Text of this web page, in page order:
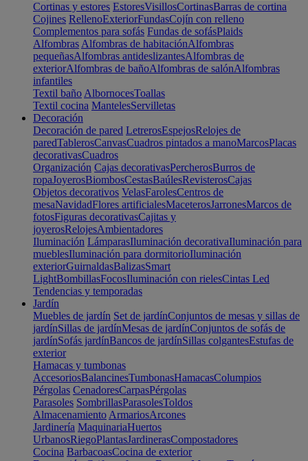
Cortinas y estores EstoresVisillosCortinasBarras de cortina
Cojines RellenoExteriorFundasCojín con relleno
Complementos para sofás Fundas de sofásPlaids
Alfombras Alfombras de habitaciónAlfombras
pequeñasAlfombras antideslizantesAlfombras de
exteriorAlfombras de bañoAlfombras de salónAlfombras
infantiles
Textil baño AlbornocesToallas
Textil cocina MantelesServilletas
Decoración
Decoración de pared LetrerosEspejosRelojes de
paredTablerosCanvasCuadros pintados a manoMarcosPlacas
decorativasCuadros
Organización Cajas decorativasPercherosBurros de
ropaJoyerosBiombosCestasBaúlesRevisterosCajas
Objetos decorativos VelasFarolesCentros de
mesaNavidadFlores artificialesMaceterosJarronesMarcos de
fotosFiguras decorativasCajitas y
joyerosRelojesAmbientadores
Iluminación LámparasIluminación decorativaIluminación para
mueblesIluminación para dormitorioIluminación
exteriorGuirnaldasBalizasSmart
LightBombillasFocosIluminación con rielesCintas Led
Tendencias y temporadas
Jardín
Muebles de jardín Set de jardínConjuntos de mesas y sillas de
jardínSillas de jardínMesas de jardínConjuntos de sofás de
jardínSofás jardínBancos de jardínSillas colgantesEstufas de
exterior
Hamacas y tumbonas
AccesoriosBalancinesTumbonasHamacasColumpios
Pérgolas CenadoresCarpasPérgolas
Parasoles SombrillasParasolesToldos
Almacenamiento ArmariosArcones
Jardinería MaquinariaHuertos
UrbanosRiegoPlantasJardinerasCompostadores
Cocina BarbacoasCocina de exterior